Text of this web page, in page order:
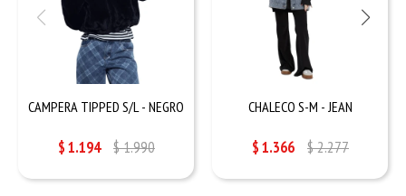
CAMPERA TIPPED S/L - NEGRO
$1.194 $1.990
CHALECO S-M - JEAN
$1.366 $2.277